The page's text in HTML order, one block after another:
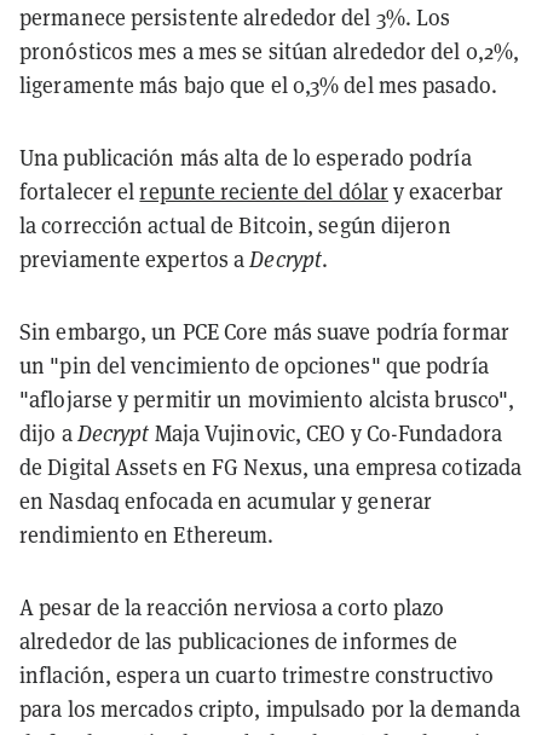
permanece persistente alrededor del 3%. Los
pronósticos mes a mes se sitúan alrededor del 0,2%,
ligeramente más bajo que el 0,3% del mes pasado.
Una publicación más alta de lo esperado podría
fortalecer elrepunte reciente del dólary exacerbar
la corrección actual de Bitcoin, según dijeron
previamente expertos aDecrypt.
Sin embargo, un PCE Core más suave podría formar
un "pin del vencimiento de opciones" que podría
"aflojarse y permitir un movimiento alcista brusco",
dijo aDecrypt Maja Vujinovic, CEO y Co-Fundadora
de Digital Assets en FG Nexus, una empresa cotizada
en Nasdaq enfocada en acumular y generar
rendimiento en Ethereum.
A pesar de la reacción nerviosa a corto plazo
alrededor de las publicaciones de informes de
inflación, espera un cuarto trimestre constructivo
para los mercados cripto, impulsado por la demanda